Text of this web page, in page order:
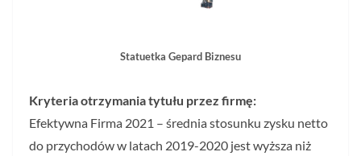
Statuetka Gepard Biznesu
Kryteria otrzymania tytułu przez firmę:
Efektywna Firma 2021 – średnia stosunku zysku netto
do przychodów w latach 2019-2020 jest wyższa niż